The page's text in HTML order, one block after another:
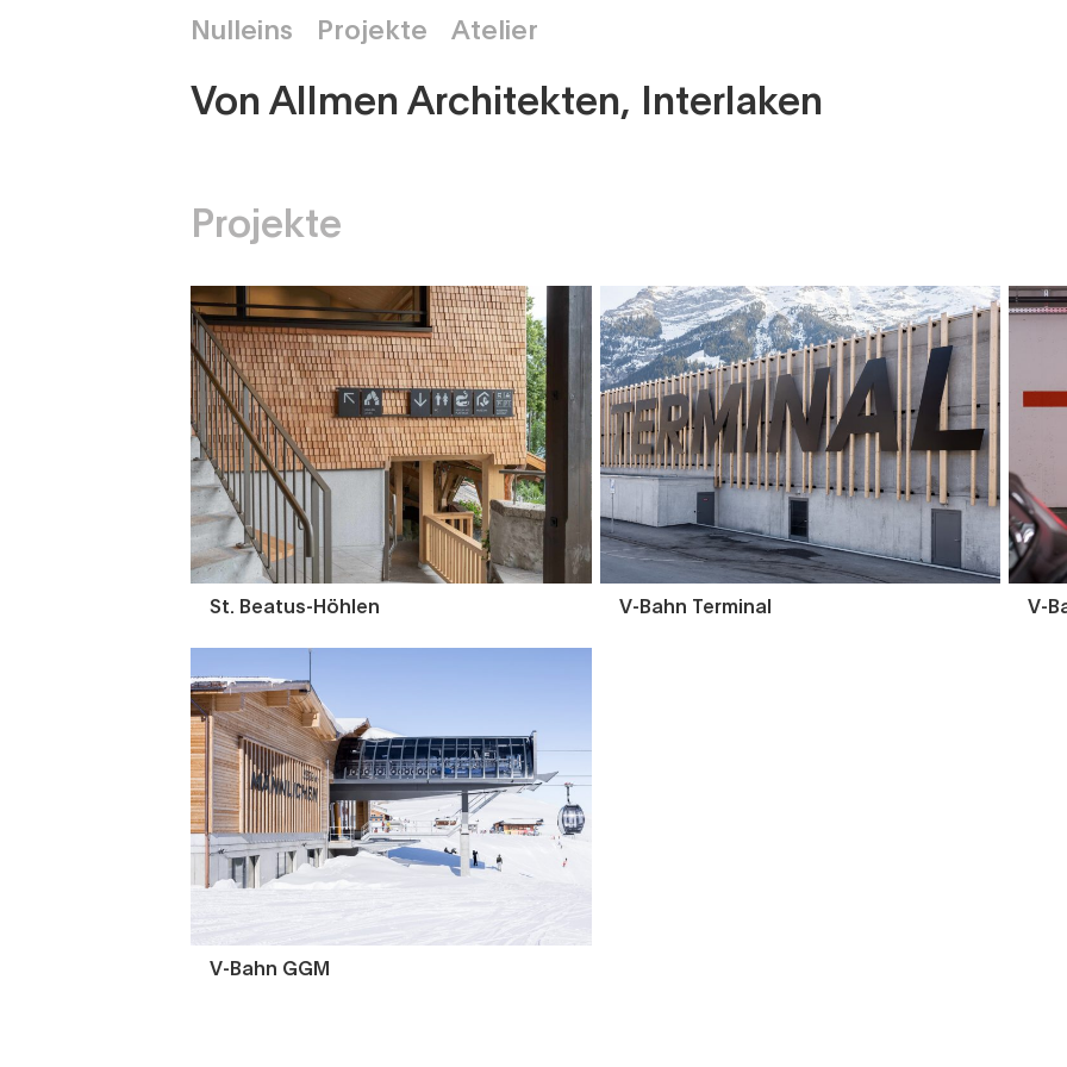
Nulleins Projekte Atelier
Von Allmen Architekten, Interlaken
Projekte
St. Beatus-Höhlen V-Bahn Terminal V-
V-Bahn GGM